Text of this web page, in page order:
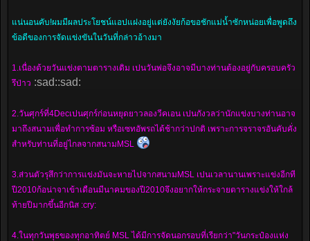
แน่นอนคับ!ผมมีผลประโยชน์แอปแฝงอยู่แต่ยังงัยก้อขอชักแม่น้ำซักหน่อยเพื่อพูดถึง
ข้อดีของการจัดแข่งขันในวันที่กล่าวอ้างมา
1.เนื่องด้วยวันแข่งตามตารางเดิม เปนวันพ่อจึงอาจมีบางท่านต้องอยู่กับครอบครัว
รึป่าว :sad::sad:
2.วันศุกร์ที่4Decเปนศุกร์ก่อนหยุดยาวลองวีคเอน เปนกังวลว่านักแข่งบางท่านอาจ
มาถึงสนามเพื่อทำการซ้อม หรือเซทอัพรถได้ช้ากว่าปกติ เพราะการจราจรอันคับคั่ง
สำหรับท่านที่อยู่ไกลจากสนามMSL
3.ส่วนตัวรุสึกว่าการแข่งมันจะหายไปจากสนามMSL เปนเวลานานเพราะแข่งอีกที
ปี2010ก้อน่าจาเข้าเดือนมีนาคมของปี2010จึงอยากให้กระจายตารางแข่งให้ใกล้
ท้ายปีมากขึ้นอีกนิส :cry:
4.ในทุกวันพุธของทุกอาทิตย์ MSL ได้มีการจัดนอกรอบที่เรียกว่า"วันกระป๋องแห่ง